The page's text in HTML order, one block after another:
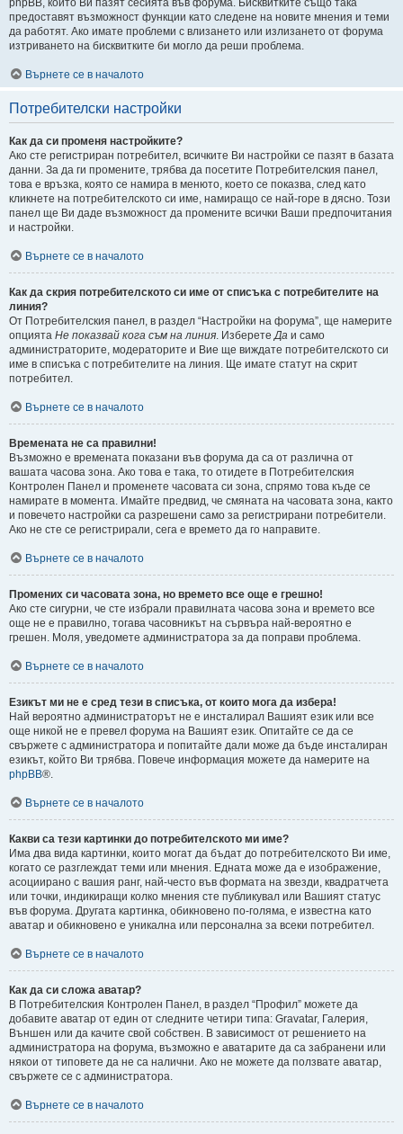
phpBB, които Ви пазят сесията във форума. Бисквитките също така
предоставят възможност функции като следене на новите мнения и теми
да работят. Ако имате проблеми с влизането или излизането от форума
изтриването на бисквитките би могло да реши проблема.
Върнете се в началото
Потребителски настройки
Как да си променя настройките?
Ако сте регистриран потребител, всичките Ви настройки се пазят в базата
данни. За да ги промените, трябва да посетите Потребителския панел,
това е връзка, която се намира в менюто, което се показва, след като
кликнете на потребителското си име, намиращо се най-горе в дясно. Този
панел ще Ви даде възможност да промените всички Ваши предпочитания
и настройки.
Върнете се в началото
Как да скрия потребителското си име от списъка с потребителите на
линия?
От Потребителския панел, в раздел “Настройки на форума”, ще намерите
опцията Не показвай кога съм на линия. ИзберетеДа и само
администраторите, модераторите и Вие ще виждате потребителското си
име в списъка с потребителите на линия. Ще имате статут на скрит
потребител.
Върнете се в началото
Времената не са правилни!
Възможно е времената показани във форума да са от различна от
вашата часова зона. Ако това е така, то отидете в Потребителския
Контролен Панел и променете часовата си зона, спрямо това къде се
намирате в момента. Имайте предвид, че смяната на часовата зона, както
и повечето настройки са разрешени само за регистрирани потребители.
Ако не сте се регистрирали, сега е времето да го направите.
Върнете се в началото
Промених си часовата зона, но времето все още е грешно!
Ако сте сигурни, че сте избрали правилната часова зона и времето все
още не е правилно, тогава часовникът на сървъра най-вероятно е
грешен. Моля, уведомете администратора за да поправи проблема.
Върнете се в началото
Езикът ми не е сред тези в списъка, от които мога да избера!
Най вероятно администраторът не е инсталирал Вашият език или все
още никой не е превел форума на Вашият език. Опитайте се да се
свържете с администратора и попитайте дали може да бъде инсталиран
езикът, който Ви трябва. Повече информация можете да намерите на
phpBB®.
Върнете се в началото
Какви са тези картинки до потребителското ми име?
Има два вида картинки, които могат да бъдат до потребителското Ви име,
когато се разглеждат теми или мнения. Едната може да е изображение,
асоциирано с вашия ранг, най-често във формата на звезди, квадратчета
или точки, индикиращи колко мнения сте публикувал или Вашият статус
във форума. Другата картинка, обикновено по-голяма, е известна като
аватар и обикновено е уникална или персонална за всеки потребител.
Върнете се в началото
Как да си сложа аватар?
В Потребителския Контролен Панел, в раздел “Профил” можете да
добавите аватар от един от следните четири типа: Gravatar, Галерия,
Външен или да качите свой собствен. В зависимост от решението на
администратора на форума, възможно е аватарите да са забранени или
някои от типовете да не са налични. Ако не можете да ползвате аватар,
свържете се с администратора.
Върнете се в началото